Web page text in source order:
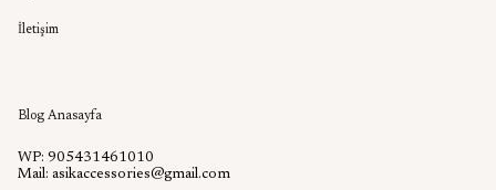
İletişim
Blog Anasayfa
WP: 905431461010
Mail: asikaccessories@gmail.com